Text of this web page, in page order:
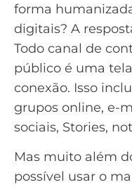
forma
digitais? A
Todo canal de
público é uma
conexão. Isso
grupos online, e-
sociais, Stories,
Mas muito além
possível usar o